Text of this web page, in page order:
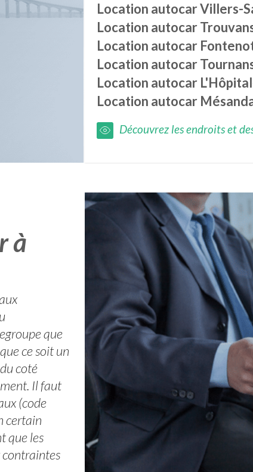
Location autocarVillers-
Location autocar
Location autocar
Location autocar
Location autocar
Location autocar
Découvrez les endroits et
à
que
ce soit un
coté
Il faut
(code
certain
que les
contraintes